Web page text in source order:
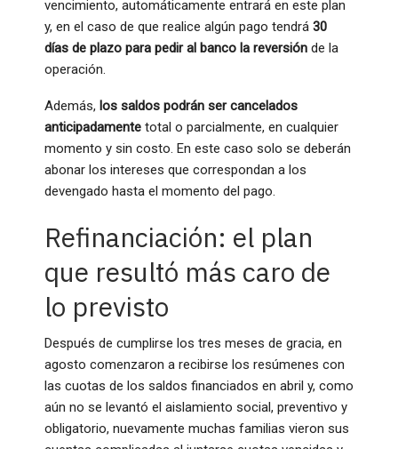
vencimiento, automáticamente entrará en este plan
y, en el caso de que realice algún pago tendrá 30
días de plazo para pedir al banco la reversión de la
operación.
Además, los saldos podrán ser cancelados
anticipadamente total o parcialmente, en cualquier
momento y sin costo. En este caso solo se deberán
abonar los intereses que correspondan a los
devengado hasta el momento del pago.
Refinanciación: el plan
que resultó más caro de
lo previsto
Después de cumplirse los tres meses de gracia, en
agosto comenzaron a recibirse los resúmenes con
las cuotas de los saldos financiados en abril y, como
aún no se levantó el aislamiento social, preventivo y
obligatorio, nuevamente muchas familias vieron sus